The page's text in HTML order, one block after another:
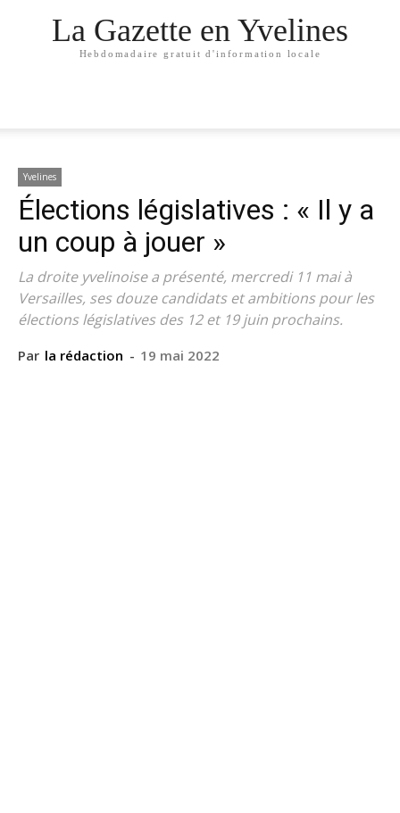
La Gazette en Yvelines
Hebdomadaire gratuit d'information locale
Yvelines
Élections législatives : « Il y a
un coup à jouer »
La droite yvelinoise a présenté, mercredi 11 mai à
Versailles, ses douze candidats et ambitions pour les
élections législatives des 12 et 19 juin prochains.
Par la rédaction - 19 mai 2022